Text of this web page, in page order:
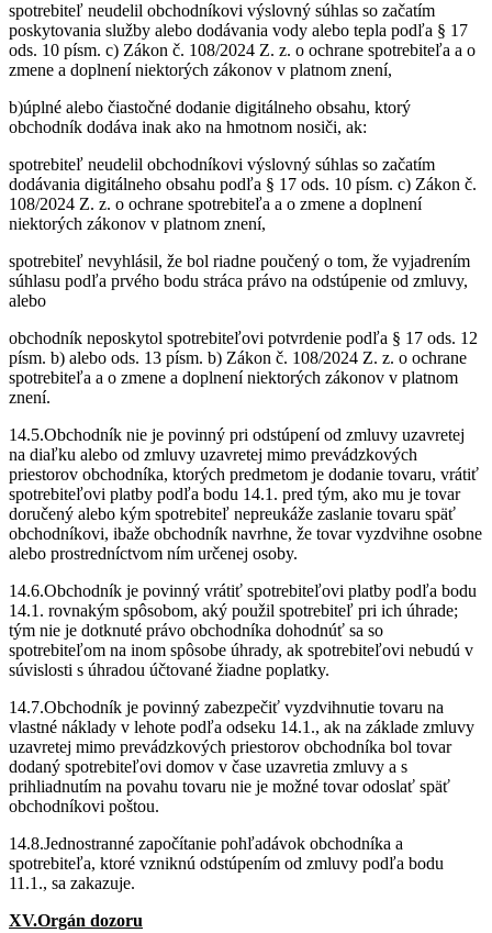
spotrebiteľ neudelil obchodníkovi výslovný súhlas so začatím
poskytovania služby alebo dodávania vody alebo tepla podľa § 17
ods. 10 písm. c) Zákon č. 108/2024 Z. z. o ochrane spotrebiteľa a o
zmene a doplnení niektorých zákonov v platnom znení,
b)úplné alebo čiastočné dodanie digitálneho obsahu, ktorý
obchodník dodáva inak ako na hmotnom nosiči, ak:
spotrebiteľ neudelil obchodníkovi výslovný súhlas so začatím
dodávania digitálneho obsahu podľa § 17 ods. 10 písm. c) Zákon č.
108/2024 Z. z. o ochrane spotrebiteľa a o zmene a doplnení
niektorých zákonov v platnom znení,
spotrebiteľ nevyhlásil, že bol riadne poučený o tom, že vyjadrením
súhlasu podľa prvého bodu stráca právo na odstúpenie od zmluvy,
alebo
obchodník neposkytol spotrebiteľovi potvrdenie podľa § 17 ods. 12
písm. b) alebo ods. 13 písm. b) Zákon č. 108/2024 Z. z. o ochrane
spotrebiteľa a o zmene a doplnení niektorých zákonov v platnom
znení.
14.5.Obchodník nie je povinný pri odstúpení od zmluvy uzavretej
na diaľku alebo od zmluvy uzavretej mimo prevádzkových
priestorov obchodníka, ktorých predmetom je dodanie tovaru, vrátiť
spotrebiteľovi platby podľa bodu 14.1. pred tým, ako mu je tovar
doručený alebo kým spotrebiteľ nepreukáže zaslanie tovaru späť
obchodníkovi, ibaže obchodník navrhne, že tovar vyzdvihne osobne
alebo prostredníctvom ním určenej osoby.
14.6.Obchodník je povinný vrátiť spotrebiteľovi platby podľa bodu
14.1. rovnakým spôsobom, aký použil spotrebiteľ pri ich úhrade;
tým nie je dotknuté právo obchodníka dohodnúť sa so
spotrebiteľom na inom spôsobe úhrady, ak spotrebiteľovi nebudú v
súvislosti s úhradou účtované žiadne poplatky.
14.7.Obchodník je povinný zabezpečiť vyzdvihnutie tovaru na
vlastné náklady v lehote podľa odseku 14.1., ak na základe zmluvy
uzavretej mimo prevádzkových priestorov obchodníka bol tovar
dodaný spotrebiteľovi domov v čase uzavretia zmluvy a s
prihliadnutím na povahu tovaru nie je možné tovar odoslať späť
obchodníkovi poštou.
14.8.Jednostranné započítanie pohľadávok obchodníka a
spotrebiteľa, ktoré vzniknú odstúpením od zmluvy podľa bodu
11.1., sa zakazuje.
XV.Orgán dozoru